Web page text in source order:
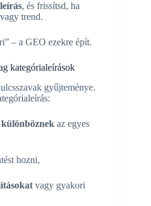
, és frissítsd, ha
trend.
– a GEO ezekre épít.
kategórialeírások
gyűjteménye.
az egyes
hozni,
vagy gyakori